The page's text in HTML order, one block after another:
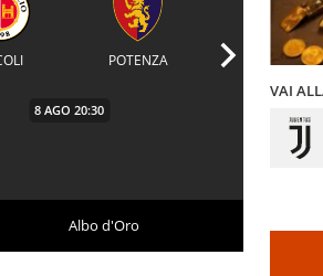
POTENZA
8 AGO 20:30
Albo d'Oro
VAI